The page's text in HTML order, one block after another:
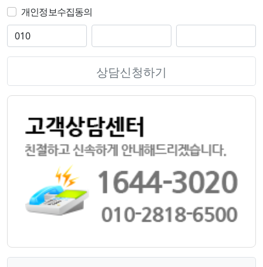
개인정보수집동의
상담신청하기